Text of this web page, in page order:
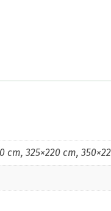
cm, 325×220 cm,